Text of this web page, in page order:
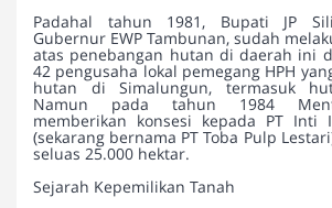
Padahal tahun 1981, Bupati JP
Gubernur EWP Tambunan, sudah
atas penebangan hutan di daerah ini
42 pengusaha lokal pemegang HPH
hutan di Simalungun, termasuk
Namun pada tahun 1984
memberikan konsesi kepada PT Inti
(sekarang bernama PT Toba Pulp
seluas 25.000 hektar.
Sejarah Kepemilikan Tanah